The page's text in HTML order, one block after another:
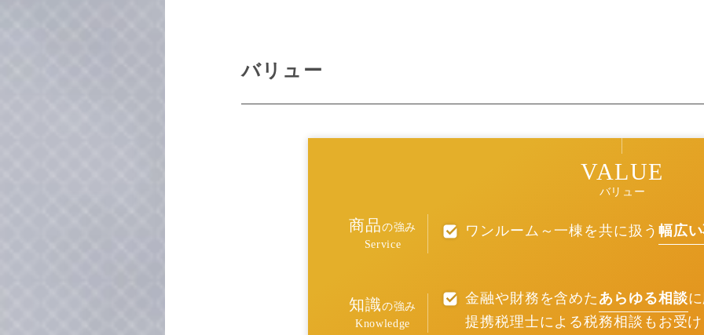
バリュー
VALUE
バリュー
商品の強み
Service
ワンルーム～一棟を共に扱う 幅広
知識の強み
Knowledge
金融や財務を含めた あらゆる相談
提携税理士による税務相談もお受